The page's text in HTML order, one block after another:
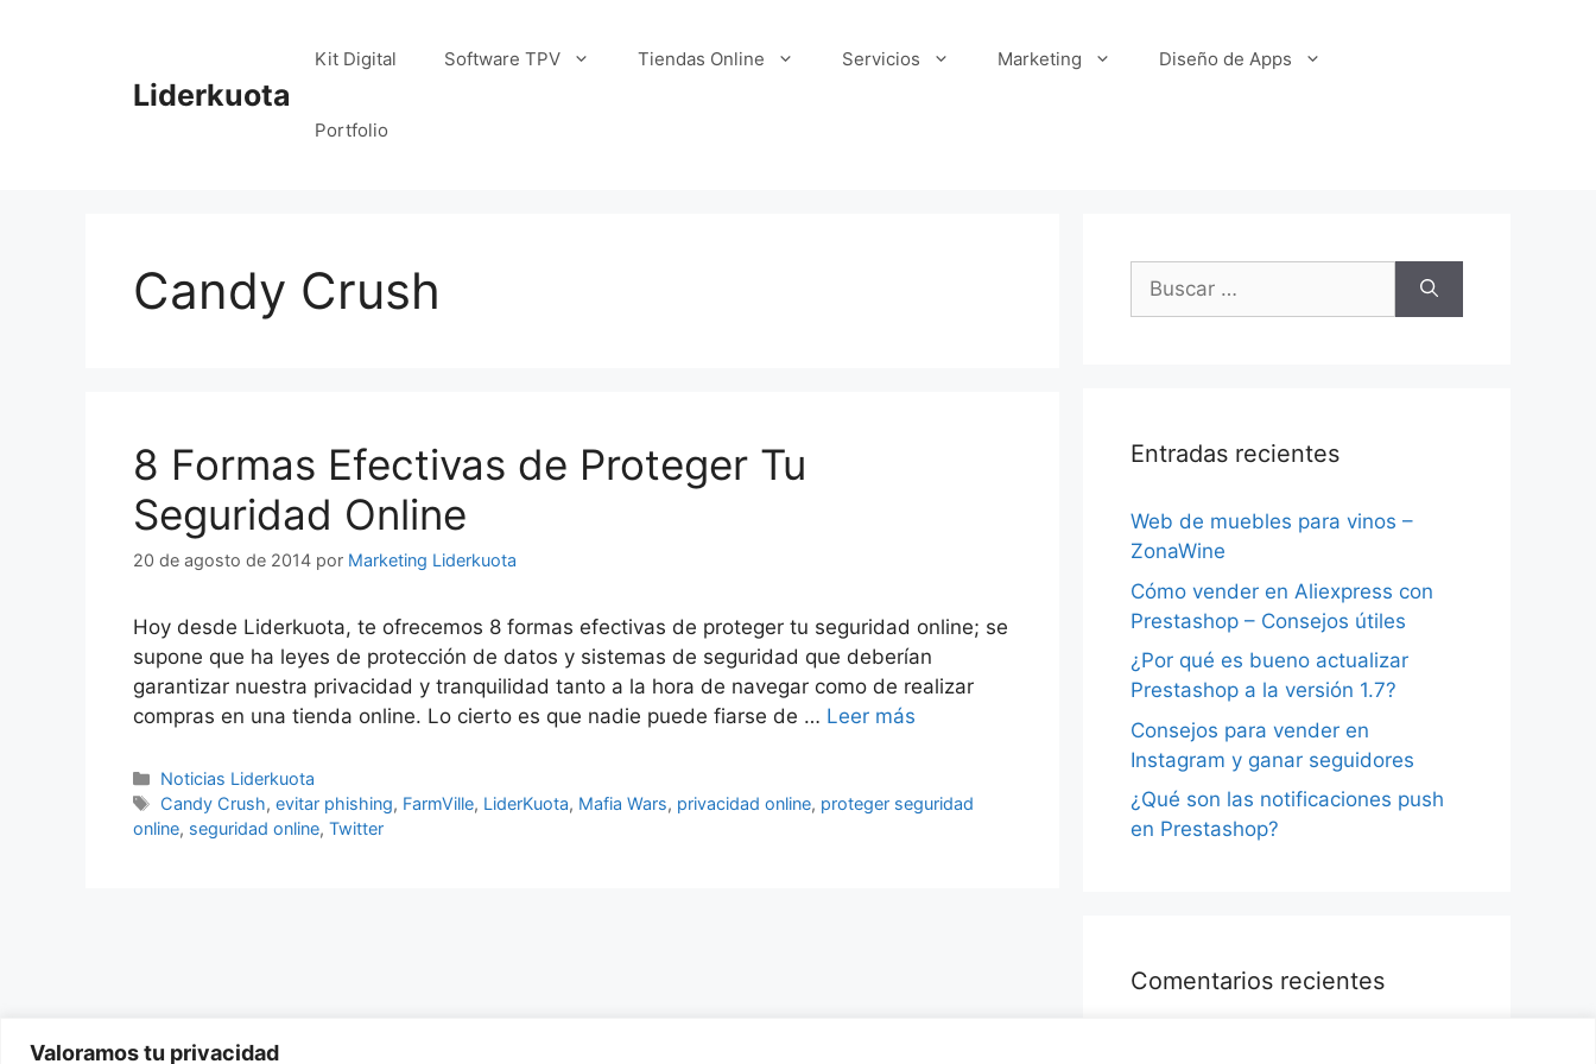
Valoramos tu privacidad
Liderkuota
Kit Digital Software TPV Tiendas Online Servicios Marketing Diseño de Apps
Portfolio
Candy Crush
8 Formas Efectivas de Proteger Tu
Seguridad Online
20 de agosto de 2014 por Marketing Liderkuota
Hoy desde Liderkuota, te ofrecemos 8 formas efectivas de proteger tu seguridad online; se
supone que ha leyes de protección de datos y sistemas de seguridad que deberían
garantizar nuestra privacidad y tranquilidad tanto a la hora de navegar como de realizar
compras en una tienda online. Lo cierto es que nadie puede fiarse de … Leer más
Categorías
Noticias Liderkuota
Etiquetas
Candy Crush,evitar phishing, FarmVille, LiderKuota, Mafia Wars, privacidad online, proteger seguridad
online, seguridad online, Twitter
Buscar:
Entradas recientes
Web de muebles para vinos –
ZonaWine
Cómo vender en Aliexpress con
Prestashop – Consejos útiles
¿Por qué es bueno actualizar
Prestashop a la versión 1.7?
Consejos para vender en
Instagram y ganar seguidores
¿Qué son las notificaciones push
en Prestashop?
Comentarios recientes